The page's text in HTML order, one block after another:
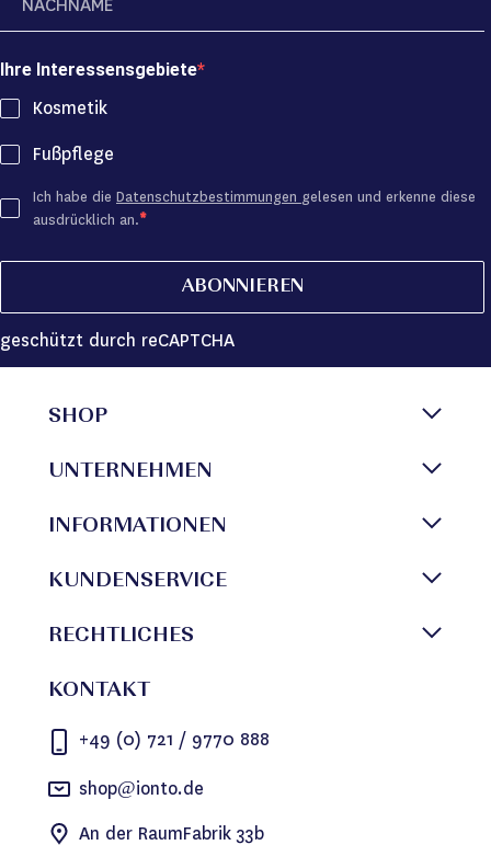
Ihre Interessensgebiete
Kosmetik
Fußpflege
Ich habe die Datenschutzbestimmungen gelesen und erkenne diese
ausdrücklich an.
ABONNIEREN
geschützt durch reCAPTCHA
SHOP
UNTERNEHMEN
INFORMATIONEN
KUNDENSERVICE
RECHTLICHES
KONTAKT
+49 (0) 721 / 9770 888
shop@ionto.de
An der RaumFabrik 33b